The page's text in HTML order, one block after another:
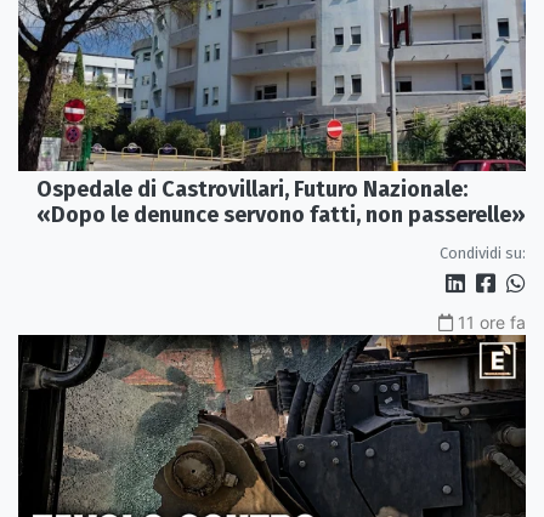
Ospedale di Castrovillari, Futuro Nazionale:
«Dopo le denunce servono fatti, non passerelle»
Condividi su:
11 ore fa